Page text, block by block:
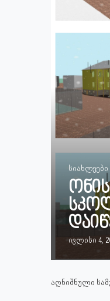
სიახლეები
ივლისი 4,
აღნიშნული